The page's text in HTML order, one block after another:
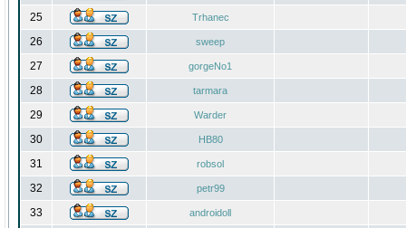
25 Trhanec
26 sweep
27 gorgeNo1
28 tarmara
29 Warder
30 HB80
31 robsol
32 petr99
33 androidoll